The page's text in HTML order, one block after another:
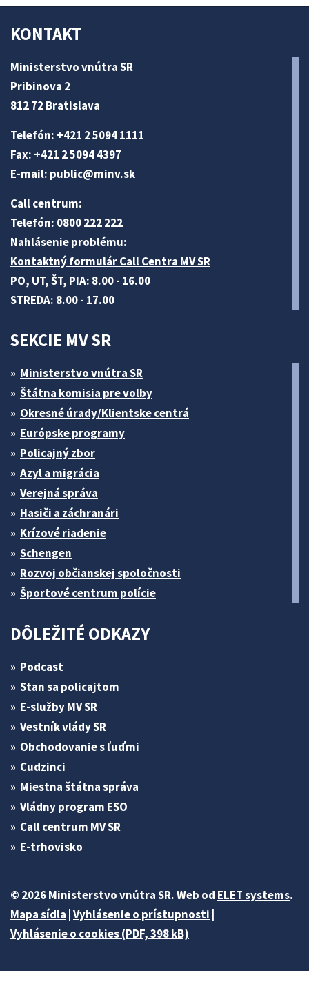
KONTAKT
Ministerstvo vnútra SR
Pribinova 2
812 72 Bratislava
Telefón: +421 2 5094 1111
Fax: +421 2 5094 4397
E-mail: public@minv.sk
Call centrum:
Telefón: 0800 222 222
Nahlásenie problému:
Kontaktný formulár Call Centra MV SR
PO, UT, ŠT, PIA: 8.00 - 16.00
STREDA: 8.00 - 17.00
SEKCIE MV SR
Ministerstvo vnútra SR
Štátna komisia pre volby
Okresné úrady/Klientske centrá
Európske programy
Policajný zbor
Azyl a migrácia
Verejná správa
Hasiči a záchranári
Krízové riadenie
Schengen
Rozvoj občianskej spoločnosti
Športové centrum polície
DÔLEŽITÉ ODKAZY
Podcast
Stan sa policajtom
E-služby MV SR
Vestník vlády SR
Obchodovanie s ľuďmi
Cudzinci
Miestna štátna správa
Vládny program ESO
Call centrum MV SR
E-trhovisko
© 2026 Ministerstvo vnútra SR. Web od ELET systems.
Mapa sídla Vyhlásenie o prístupnosti
Vyhlásenie o cookies (PDF, 398 kB)